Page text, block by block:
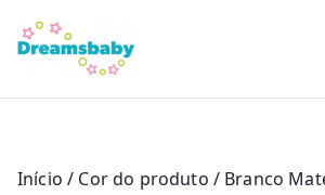
para
conteúdo
Início / Cor do produto / Branco